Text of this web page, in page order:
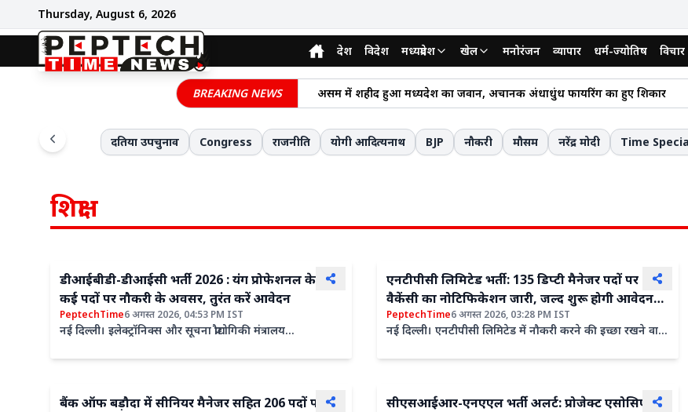
Thursday, August 6, 2026
देश विदेश मध्यप्रदेश खेल मनोरंजन व्यापार धर्म-ज्योतिष विचार
BREAKING NEWS
असम में शहीद हुआ मध्यप्रदेश का जवान, अचानक अंधाधुंध फायरिंग का हुए शिकार
मध्यप्रदेश कांग्रेस का बड़ा दांव, अवधेश नायक बने मध्य प्रदेश कांग्रेस के प्रदेश महासचिव
दिल दहला देने वाला हत्याकांड: कार लोन की EMI से बचने के लिए शराब पिलाई, मुंह में
नई दिल्ली में 7वें अंतर्राष्ट्रीय ऊर्जा सम्मेलन में शामिल हुए CM डॉ. मोहन यादव; मध्य प्रदेश के
दतिया उपचुनाव Congress राजनीति योगी आदित्यनाथ BJP नौकरी मौसम नरेंद्र मोदी Time
शिक्षा
डीआईबीडी-डीआईसी भर्ती 2026 : यंग प्रोफेशनल के लिए
कई पदों पर नौकरी के अवसर, तुरंत करें आवेदन
PeptechTime6 अगस्त 2026, 04:53 PM IST
नई दिल्ली। इलेक्ट्रॉनिक्स और सूचना प्रौद्योगिकी मंत्रालय
अधीन...
एनटीपीसी लिमिटेड भर्ती: 135 डिप्टी मैनेजर पदों पर
वैकेंसी का नोटिफिकेशन जारी, जल्द शुरू होगी आवेदन
प्रक्रिया
PeptechTime6 अगस्त 2026, 03:28 PM IST
नई दिल्ली। एनटीपीसी लिमिटेड में नौकरी करने की इच्छा रखने वाले
बैंक ऑफ बड़ौदा में सीनियर मैनेजर सहित 206 पदों पर
सीएसआईआर-एनएएल भर्ती अलर्ट: प्रोजेक्ट एसोसिएट